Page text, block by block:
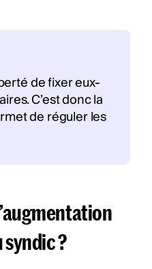
de fixer eux-
C’est donc la
de réguler les
syndic ?